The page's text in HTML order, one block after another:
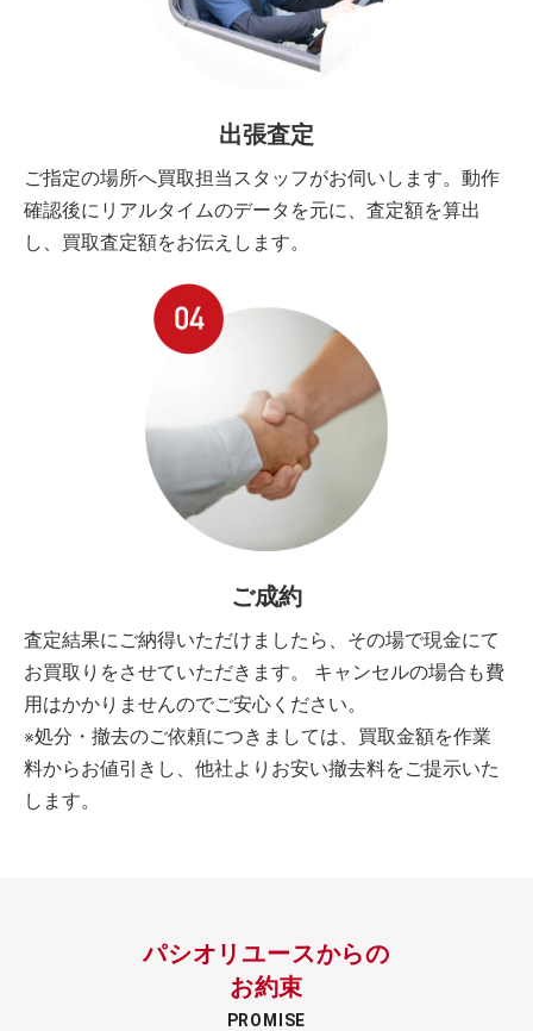
出張査定
ご指定の場所へ買取担当スタッフがお伺いします。動作
確認後にリアルタイムのデータを元に、査定額を算出
し、買取査定額をお伝えします。
ご成約
査定結果にご納得いただけましたら、その場で現金にて
お買取りをさせていただきます。 キャンセルの場合も費
用はかかりませんのでご安心ください。
※処分・撤去のご依頼につきましては、買取金額を作業
料からお値引きし、他社よりお安い撤去料をご提示いた
します。
パシオリユースからの
お約束
PROMISE